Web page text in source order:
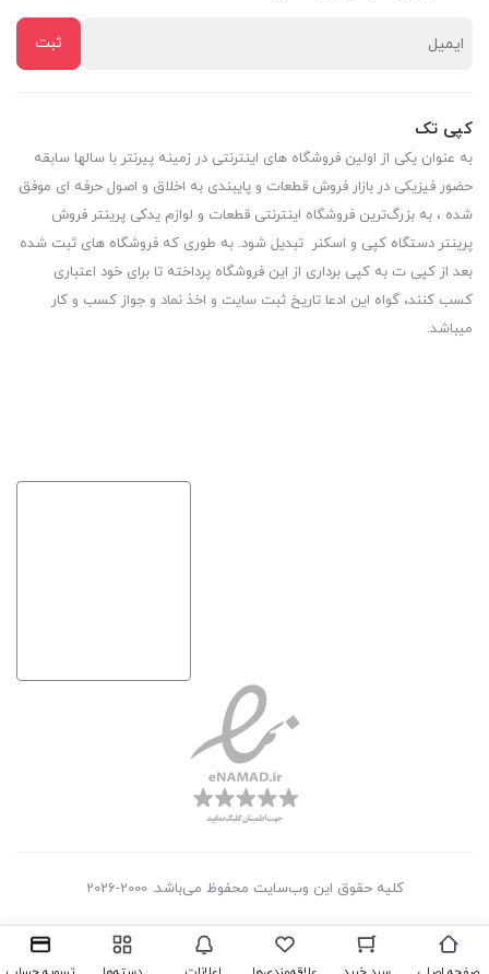
کپی تک
به عنوان یکی از اولین فروشگاه های اینترنتی در زمینه پیرنتر با سالها سابقه
حضور فیزیکی در بازار فروش قطعات و پایبندی به اخلاق و اصول حرفه ای موفق
شده ، به بزرگ‌ترین فروشگاه اینترنتی قطعات و لوازم یدکی پرینتر فروش
پرینتر دستگاه کپی و اسکنر تبدیل شود. به طوری که فروشگاه های ثبت شده
بعد از کپی ت به کپی برداری از این فروشگاه پرداخته تا برای خود اعتباری
کسب کنند، گواه این ادعا تاریخ ثبت سایت و اخذ نماد و جواز کسب و کار
میباشد.
کلیه حقوق این وب‌سایت محفوظ می‌باشد. 2000-2026